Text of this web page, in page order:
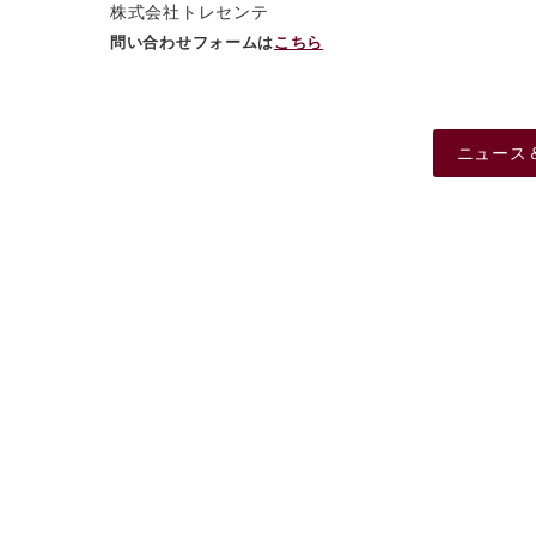
株式会社トレセンテ
問い合わせフォームはこちら
ニュース